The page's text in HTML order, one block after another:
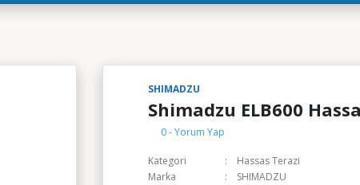
SHIMADZU
Shimadzu ELB600
0 - Yorum Yap
Kategori
Hassas Terazi
Marka
SHIMADZU